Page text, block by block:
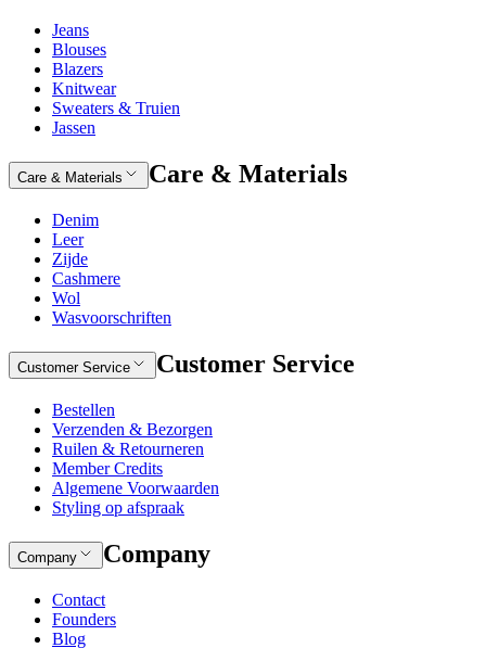
Jeans
Blouses
Blazers
Knitwear
Sweaters & Truien
Jassen
Care & Materials Care & Materials
Denim
Leer
Zijde
Cashmere
Wol
Wasvoorschriften
Customer Service Customer Service
Bestellen
Verzenden & Bezorgen
Ruilen & Retourneren
Member Credits
Algemene Voorwaarden
Styling op afspraak
Company Company
Contact
Founders
Blog